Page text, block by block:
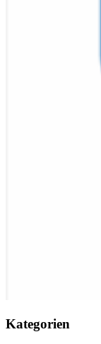
Kategorien